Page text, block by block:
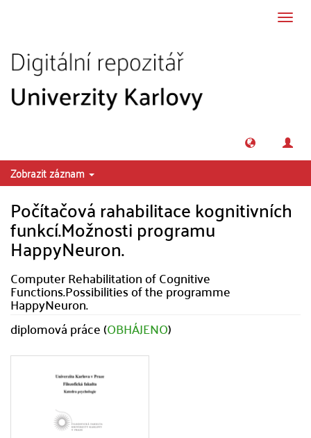
Zobrazit záznam
Počítačová rahabilitace kognitivních
funkcí.Možnosti programu
HappyNeuron.
Computer Rehabilitation of Cognitive
Functions.Possibilities of the programme
HappyNeuron.
diplomová práce (OBHÁJENO)